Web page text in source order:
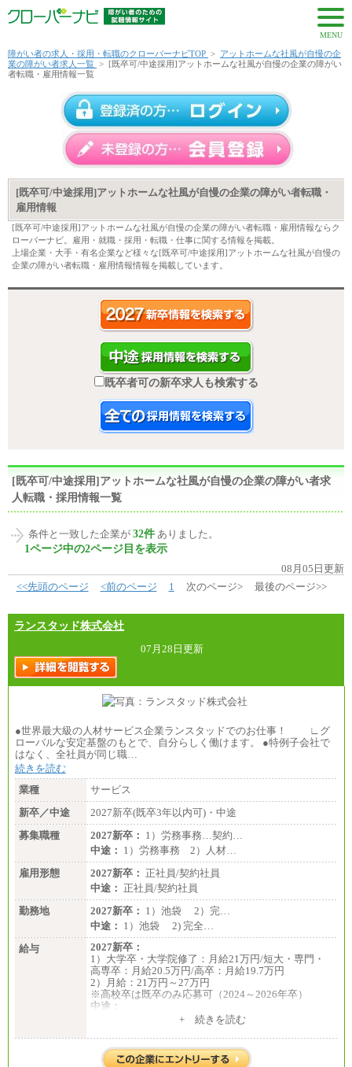
MENU
障がい者の求人・採用・転職のクローバーナビTOP > アットホームな社風が自慢の企
業の障がい者求人一覧 > [既卒可/中途採用]アットホームな社風が自慢の企業の障がい
者転職・雇用情報一覧
[既卒可/中途採用]アットホームな社風が自慢の企業の障がい者転職・
雇用情報
[既卒可/中途採用]アットホームな社風が自慢の企業の障がい者転職・雇用情報ならク
ローバーナビ。雇用・就職・採用・転職・仕事に関する情報を掲載。
上場企業・大手・有名企業など様々な[既卒可/中途採用]アットホームな社風が自慢の
企業の障がい者転職・雇用情報情報を掲載しています。
既卒者可の新卒求人も検索する
[既卒可/中途採用]アットホームな社風が自慢の企業の障がい者求
人転職・採用情報一覧
条件と一致した企業が 32件 ありました。
1ページ中の2ページ目を表示
08月05日更新
<<先頭のページ
<前のページ 1 次のページ> 最後のページ>>
ランスタッド株式会社
07月28日更新
●世界最大級の人材サービス企業ランスタッドでのお仕事！ ∟グ
ローバルな安定基盤のもとで、自分らしく働けます。 ●特例子会社で
はなく、全社員が同じ職…
続きを読む
業種
サービス
新卒／中途
2027新卒(既卒3年以内可)・中途
募集職種
2027新卒： 1）労務事務…契約…
中途： 1）労務事務 2）人材…
雇用形態
2027新卒： 正社員/契約社員
中途： 正社員/契約社員
勤務地
2027新卒： 1）池袋 2）完…
中途： 1）池袋 2) 完全…
給与
2027新卒：
1）大学卒・大学院修了：月給21万円/短大・専門・
高専卒：月給20.5万円/高卒：月給19.7万円
2）月給：21万円～27万円
※高校卒は既卒のみ応募可（2024～2026年卒）
中途：
1）月給：21万円～25万円+ 続きを読む